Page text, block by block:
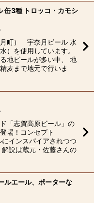
缶3種 トロッコ・カモシ
町） 宇奈月ビール 水
）を使用しています。
地ビールが多い中、 地
麦まで地元で行いま
「志賀高原ビール」の
場！コンセプト
インスパイアされつつ
説は蔵元・佐藤さんの
ルエール、ポーターな